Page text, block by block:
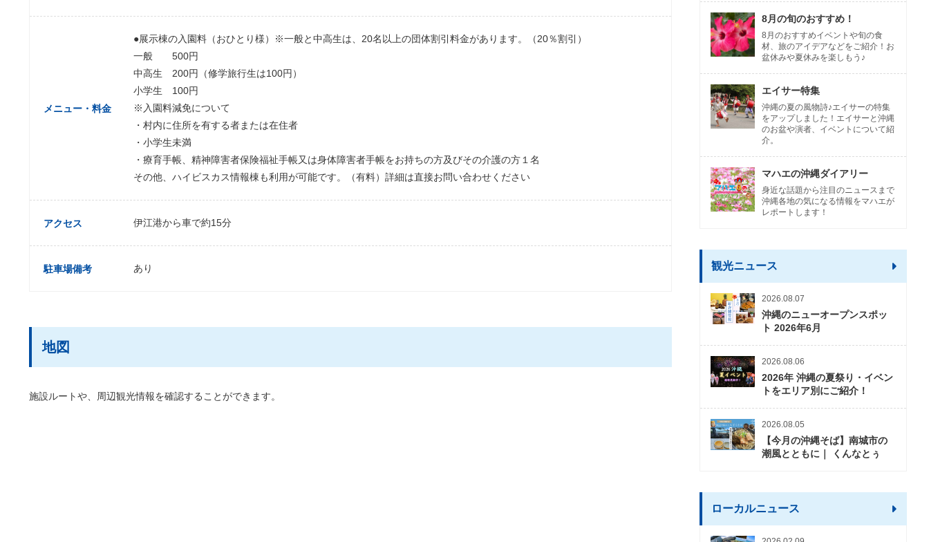
メニュー・料金
●展示棟の入園料（おひとり様）※一般と中高生は、20名以上の団体割引料金があります。（20％割引）
一般 500円
中高生 200円（修学旅行生は100円）
小学生 100円
※入園料減免について
・村内に住所を有する者または在住者
・小学生未満
・療育手帳、精神障害者保険福祉手帳又は身体障害者手帳をお持ちの方及びその介護の方１名
その他、ハイビスカス情報棟も利用が可能です。（有料）詳細は直接お問い合わせください
アクセス 伊江港から車で約15分
駐車場備考 あり
地図
施設ルートや、周辺観光情報を確認することができます。
8月の旬のおすすめ！
8月のおすすめイベントや旬の食
材、旅のアイデアなどをご紹介！お
盆休みや夏休みを楽しもう♪
エイサー特集
沖縄の夏の風物詩♪エイサーの特集
をアップしました！エイサーと沖縄
のお盆や演者、イベントについて紹
介。
マハエの沖縄ダイアリー
身近な話題から注目のニュースまで
沖縄各地の気になる情報をマハエが
レポートします！
観光ニュース
2026.08.07
沖縄のニューオープンスポッ
ト 2026年6月
2026.08.06
2026年 沖縄の夏祭り・イベン
トをエリア別にご紹介！
2026.08.05
【今月の沖縄そば】南城市の
潮風とともに｜ くんなとぅ
ローカルニュース